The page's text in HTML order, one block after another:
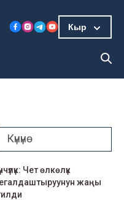
Кыр
Чет өлкөлүк
жаңы